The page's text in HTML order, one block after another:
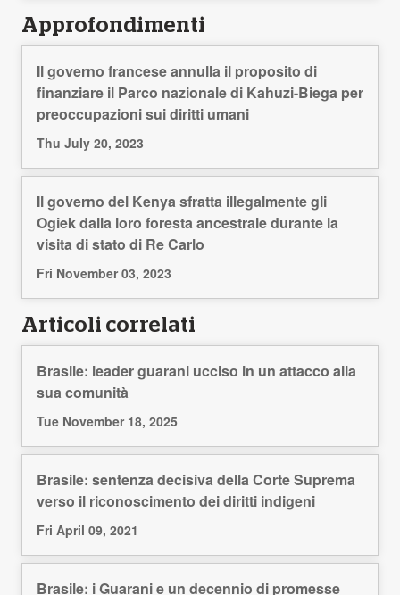
Approfondimenti
Il governo francese annulla il proposito di
finanziare il Parco nazionale di Kahuzi-Biega per
preoccupazioni sui diritti umani
Thu July 20, 2023
Il governo del Kenya sfratta illegalmente gli
Ogiek dalla loro foresta ancestrale durante la
visita di stato di Re Carlo
Fri November 03, 2023
Articoli correlati
Brasile: leader guarani ucciso in un attacco alla
sua comunità
Tue November 18, 2025
Brasile: sentenza decisiva della Corte Suprema
verso il riconoscimento dei diritti indigeni
Fri April 09, 2021
Brasile: i Guarani e un decennio di promesse